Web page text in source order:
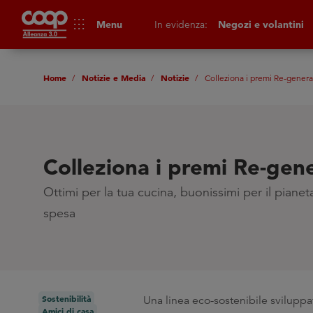
apps Menu In evidenza: Negozi e volantini
Home Notizie e Media Notizie Colleziona i premi Re-
Colleziona i premi Re-
Ottimi per la tua cucina, buonissimi per il
spesa
Sostenibilità
Una linea eco-sostenibile